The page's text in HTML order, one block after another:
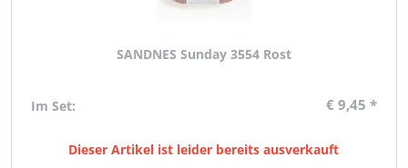
SANDNES Sunday 3554 Rost
Im Set: € 9,45 *
Dieser Artikel ist leider bereits ausverkauft